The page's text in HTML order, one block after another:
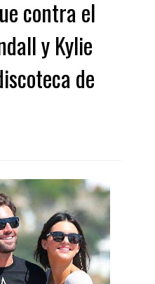
contra el
y Kylie
de